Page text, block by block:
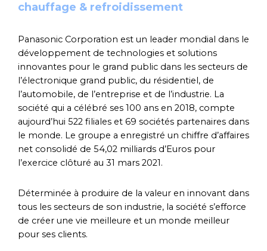
chauffage & refroidissement
Panasonic Corporation est un leader mondial dans le
développement de technologies et solutions
innovantes pour le grand public dans les secteurs de
l’électronique grand public, du résidentiel, de
l’automobile, de l’entreprise et de l’industrie. La
société qui a célébré ses 100 ans en 2018, compte
aujourd’hui 522 filiales et 69 sociétés partenaires dans
le monde. Le groupe a enregistré un chiffre d’affaires
net consolidé de 54,02 milliards d’Euros pour
l’exercice clôturé au 31 mars 2021.
Déterminée à produire de la valeur en innovant dans
tous les secteurs de son industrie, la société s’efforce
de créer une vie meilleure et un monde meilleur
pour ses clients.